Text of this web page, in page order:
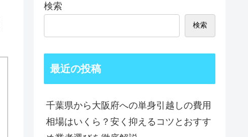
検索
検索
最近の投稿
千葉県から大阪府への単身引越しの費用
相場はいくら？安く抑えるコツとおすす